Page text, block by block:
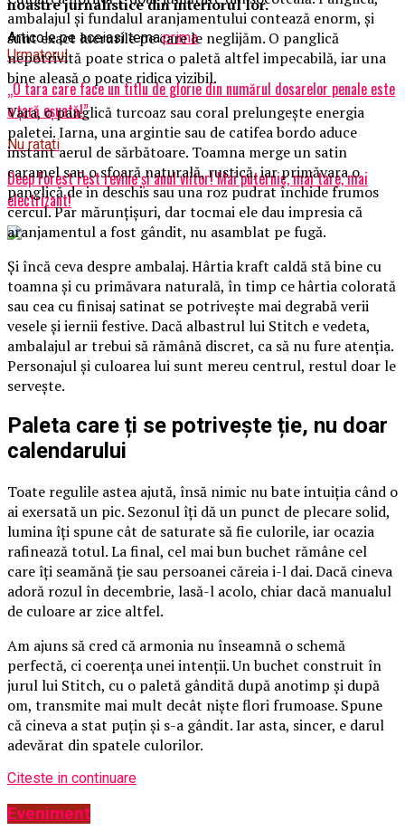
noastre jurnalistice din interiorul lor.
Articole pe aceiasi tema:prima
Urmatorul
„O tara care face un titlu de glorie din numărul dosarelor penale este
o țară eșuată!”
Nu ratati
Deep Forest Fest revine și anul viitor! Mai puternic, mai tare, mai
electrizant!
ambalajul și fundalul aranjamentului contează enorm, și
sunt exact lucrurile pe care le neglijăm. O panglică
nepotrivită poate strica o paletă altfel impecabilă, iar una
bine aleasă o poate ridica vizibil.
Vara, o panglică turcoaz sau coral prelungește energia
paletei. Iarna, una argintie sau de catifea bordo aduce
instant aerul de sărbătoare. Toamna merge un satin
caramel sau o sfoară naturală, rustică, iar primăvara o
panglică de in deschis sau una roz pudrat închide frumos
cercul. Par mărunțișuri, dar tocmai ele dau impresia că
aranjamentul a fost gândit, nu asamblat pe fugă.
Și încă ceva despre ambalaj. Hârtia kraft caldă stă bine cu
toamna și cu primăvara naturală, în timp ce hârtia colorată
sau cea cu finisaj satinat se potrivește mai degrabă verii
vesele și iernii festive. Dacă albastrul lui Stitch e vedeta,
ambalajul ar trebui să rămână discret, ca să nu fure atenția.
Personajul și culoarea lui sunt mereu centrul, restul doar le
servește.
Paleta care ți se potrivește ție, nu doar
calendarului
Toate regulile astea ajută, însă nimic nu bate intuiția când o
ai exersată un pic. Sezonul îți dă un punct de plecare solid,
lumina îți spune cât de saturate să fie culorile, iar ocazia
rafinează totul. La final, cel mai bun buchet rămâne cel
care îți seamănă ție sau persoanei căreia i-l dai. Dacă cineva
adoră rozul în decembrie, lasă-l acolo, chiar dacă manualul
de culoare ar zice altfel.
Am ajuns să cred că armonia nu înseamnă o schemă
perfectă, ci coerența unei intenții. Un buchet construit în
jurul lui Stitch, cu o paletă gândită după anotimp și după
om, transmite mai mult decât niște flori frumoase. Spune
că cineva a stat puțin și s-a gândit. Iar asta, sincer, e darul
adevărat din spatele culorilor.
Citeste in continuare
Eveniment